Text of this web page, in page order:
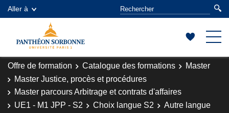
Aller à
Offre de formation Catalogue des formations
Master
Master Justice, procès et procédures
Master parcours Arbitrage et contrats d'affaires
UE1 - M1 JPP - S2
Choix langue S2
Autre langue